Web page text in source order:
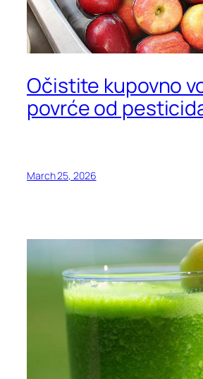
Očistite kupovno
povrće od
March 25, 2026